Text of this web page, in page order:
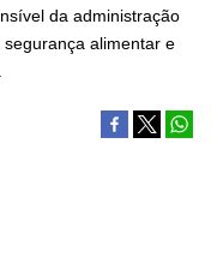
da administração
alimentar e